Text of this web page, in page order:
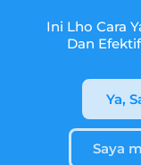
Ini Lho Cara
Dan
Ya,
Saya